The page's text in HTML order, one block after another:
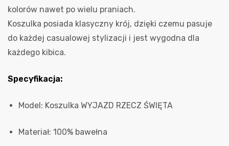
kolorów nawet po wielu praniach.
Koszulka posiada klasyczny krój, dzięki czemu pasuje
do każdej casualowej stylizacji i jest wygodna dla
każdego kibica.
Specyfikacja:
Model: Koszulka WYJAZD RZECZ ŚWIĘTA
Materiał: 100% bawełna